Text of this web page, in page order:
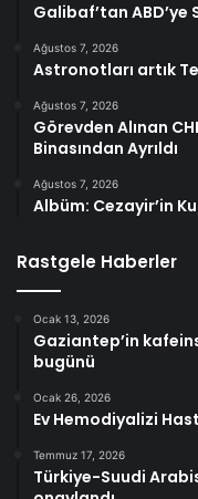
Galibaf’tan ABD’ye
Ağustos 7, 2026
Astronotları artık
Ağustos 7, 2026
Görevden Alınan
Binasından Ayrıldı
Ağustos 7, 2026
Albüm: Cezayir’in
Rastgele Haberler
Ocak 13, 2026
Gaziantep’in
bugünü
Ocak 26, 2026
Ev Hemodiyalizi
Temmuz 17, 2026
Türkiye-Suudi